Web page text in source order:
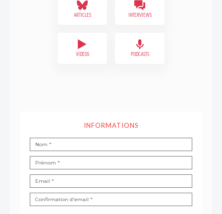
ARTICLES INTERVIEWS
VIDÉOS PODCASTS